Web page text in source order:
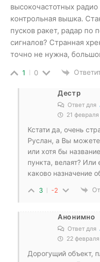
высокочастотных
контрольная вышка.
пусков ракет, радар по
сигналов? Странная
точно не нужна,
1 0
Дестр
Ответ для
21
Кстати да, очень
Руслан, а Вы можете
или хотя бы
пункта, велаят? Или
каково назначение
3 -2
Анонимно
Ответ для
22
Дорогущий объект,